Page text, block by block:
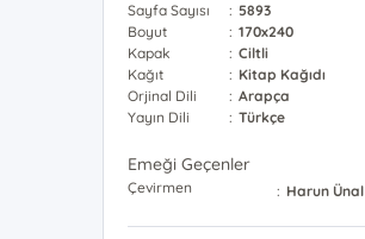
Sayfa Sayısı
: 5893
Boyut
: 170x240
Kapak
: Ciltli
Kağıt
: Kitap Kağıdı
Orjinal Dili
: Arapça
Yayın Dili
: Türkçe
Emeği Geçenler
Çevirmen : Harun Ünal